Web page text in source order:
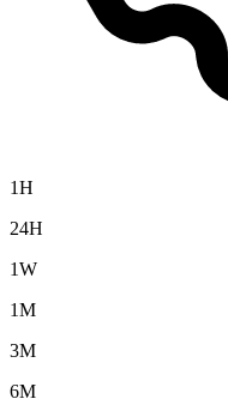
1H
24H
1W
1M
3M
6M